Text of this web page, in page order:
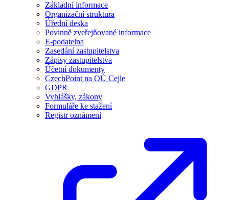
Základní informace
Organizační struktura
Úřední deska
Povinně zveřejňované informace
E-podatelna
Zasedání zastupitelstva
Zápisy zastupitelstva
Účetní dokumenty
CzechPoint na OÚ Cejle
GDPR
Vyhlášky, zákony
Formuláře ke stažení
Registr oznámení